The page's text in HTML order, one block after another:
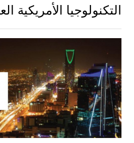
التكنولوجيا الأمريكية